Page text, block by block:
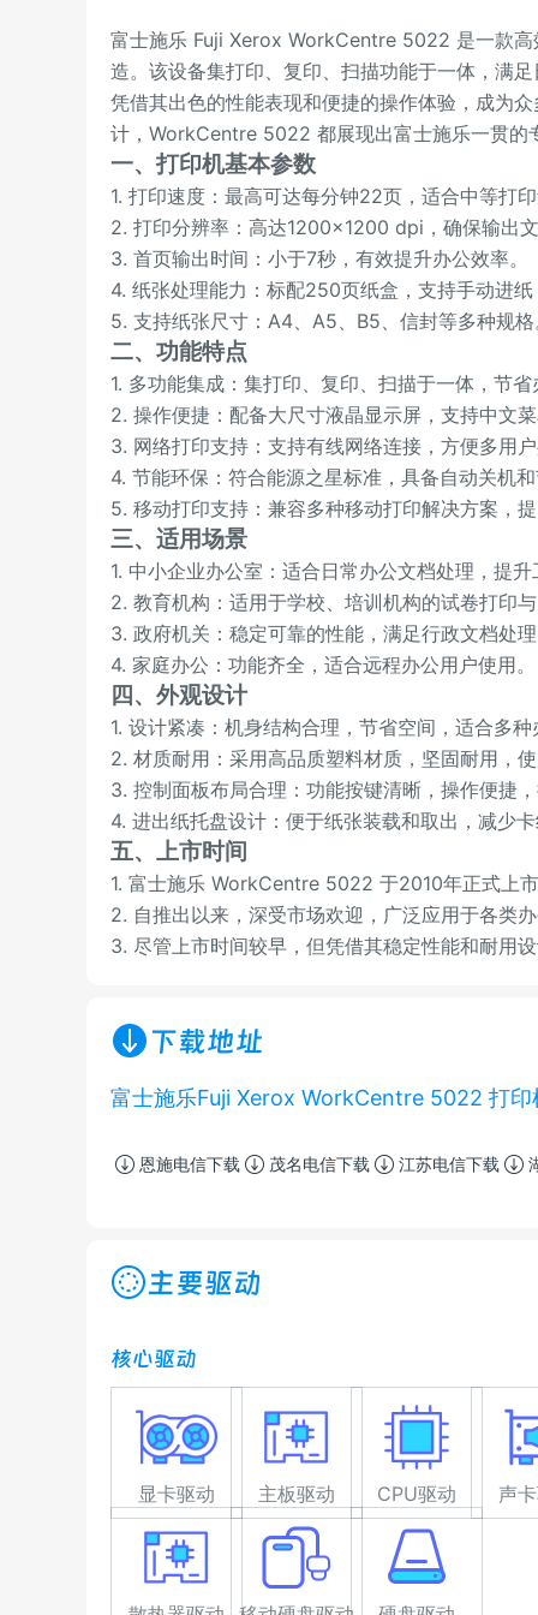
富士施乐 Fuji Xerox WorkCentre 5022 是一款
造。该设备集打印、复印、扫描功能于一体，满
凭借其出色的性能表现和便捷的操作体验，成为
计，WorkCentre 5022 都展现出富士施乐一贯的
一、打印机基本参数
1. 打印速度：最高可达每分钟22页，适合中等打
2. 打印分辨率：高达1200×1200 dpi，确保输出
3. 首页输出时间：小于7秒，有效提升办公效率。
4. 纸张处理能力：标配250页纸盒，支持手动进
5. 支持纸张尺寸：A4、A5、B5、信封等多种规
二、功能特点
1. 多功能集成：集打印、复印、扫描于一体，节
2. 操作便捷：配备大尺寸液晶显示屏，支持中文
3. 网络打印支持：支持有线网络连接，方便多用
4. 节能环保：符合能源之星标准，具备自动关机
5. 移动打印支持：兼容多种移动打印解决方案，
三、适用场景
1. 中小企业办公室：适合日常办公文档处理，提
2. 教育机构：适用于学校、培训机构的试卷打印
3. 政府机关：稳定可靠的性能，满足行政文档处
4. 家庭办公：功能齐全，适合远程办公用户使用。
四、外观设计
1. 设计紧凑：机身结构合理，节省空间，适合多
2. 材质耐用：采用高品质塑料材质，坚固耐用，
3. 控制面板布局合理：功能按键清晰，操作便捷
4. 进出纸托盘设计：便于纸张装载和取出，减少
五、上市时间
1. 富士施乐 WorkCentre 5022 于2010年正式上
2. 自推出以来，深受市场欢迎，广泛应用于各类
3. 尽管上市时间较早，但凭借其稳定性能和耐用
下载地址
富士施乐Fuji Xerox WorkCentre 5022 打印
恩施电信下载 茂名电信下载 江苏电信下载
主要驱动
核心驱动
显卡驱动 主板驱动 CPU驱动 声